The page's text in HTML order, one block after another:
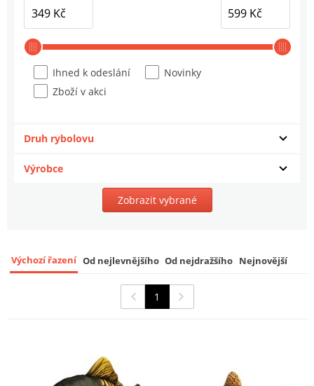
Ihned k odeslání
Novinky
Zboží v akci
Druh rybolovu
Výrobce
Zobrazit vybrané
Výchozí řazení Od nejlevnějšího Od nejdražšího Nejnovější
1